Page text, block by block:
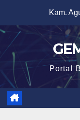
content
Kam.
Portal